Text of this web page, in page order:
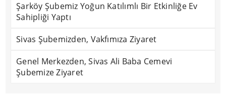
Şarköy Şubemiz Yoğun Katılımlı Bir Etkinliğe Ev
Sahipliği Yaptı
Sivas Şubemizden, Vakfımıza Ziyaret
Genel Merkezden, Sivas Ali Baba Cemevi
Şubemize Ziyaret